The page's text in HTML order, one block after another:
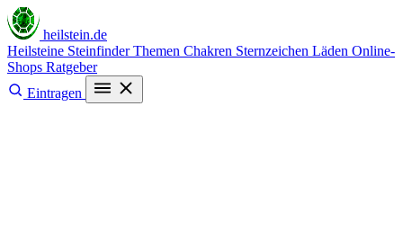
heilstein.de
Heilsteine SteinfinderThemen Chakren Sternzeichen Läden Online-
Shops Ratgeber
Eintragen